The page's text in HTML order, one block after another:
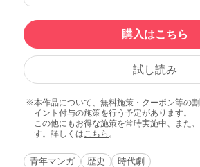
購入はこちら
試し読み
本作品について、無料施策・クーポン等の
イント付与の施策を行う予定があります。
この他にもお得な施策を常時実施中、また
す。詳しくは こちら 。
青年マンガ 歴史 時代劇